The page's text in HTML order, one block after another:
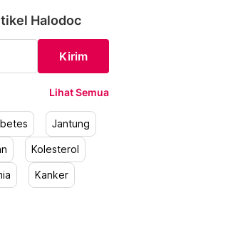
Halodoc
Kirim
Lihat Semua
Jantung
Kolesterol
Kanker